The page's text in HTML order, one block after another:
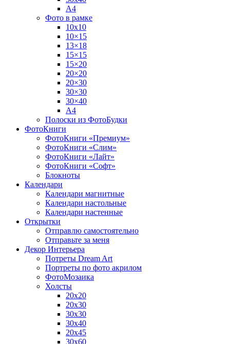
А4
Фото в рамке
10х10
10×15
13×18
15×15
15×20
20×20
20×30
30×30
30×40
A4
Полоски из ФотоБудки
ФотоКниги
ФотоКниги «Премиум»
ФотоКниги «Слим»
ФотоКниги «Лайт»
ФотоКниги «Софт»
Блокноты
Календари
Календари магнитные
Календари настольные
Календари настенные
Открытки
Отправлю самостоятельно
Отправьте за меня
Декор Интерьера
Потреты Dream Art
Портреты по фото акрилом
ФотоМозаика
Холсты
20х20
20х30
30х30
30х40
20х45
30х60